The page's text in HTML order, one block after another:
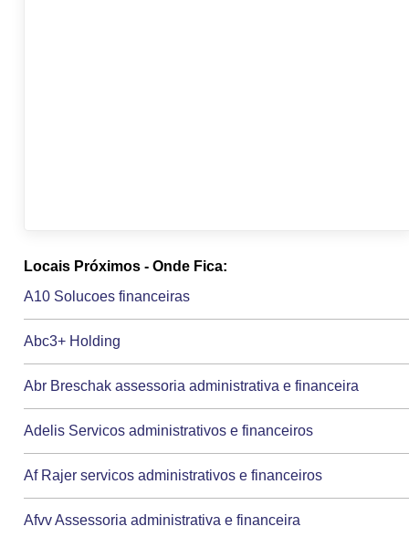
Locais Próximos - Onde Fica:
A10 Solucoes financeiras
Abc3+ Holding
Abr Breschak assessoria administrativa e financeira
Adelis Servicos administrativos e financeiros
Af Rajer servicos administrativos e financeiros
Afvv Assessoria administrativa e financeira